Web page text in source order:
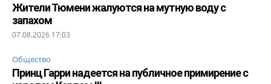
Жители Тюмени жалуются на мутную воду с
запахом
07.08.2026 17:03
Общество
Принц Гарри надеется на публичное примирение с